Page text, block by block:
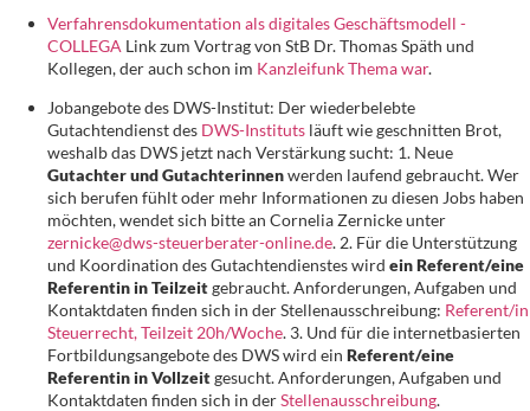
Verfahrensdokumentation als digitales Geschäftsmodell -
COLLEGA Link zum Vortrag von StB Dr. Thomas Späth und
Kollegen, der auch schon im Kanzleifunk Thema war.
Jobangebote des DWS-Institut: Der wiederbelebte
Gutachtendienst des DWS-Instituts läuft wie geschnitten Brot,
weshalb das DWS jetzt nach Verstärkung sucht: 1. Neue
Gutachter und Gutachterinnenwerden laufend gebraucht. Wer
sich berufen fühlt oder mehr Informationen zu diesen Jobs haben
möchten, wendet sich bitte an Cornelia Zernicke unter
zernicke@dws-steuerberater-online.de. 2. Für die Unterstützung
und Koordination des Gutachtendienstes wird ein Referent/eine
Referentin in Teilzeitgebraucht. Anforderungen, Aufgaben und
Kontaktdaten finden sich in der Stellenausschreibung: Referent/in
Steuerrecht, Teilzeit 20h/Woche. 3. Und für die internetbasierten
Fortbildungsangebote des DWS wird ein Referent/eine
Referentin in Vollzeitgesucht. Anforderungen, Aufgaben und
Kontaktdaten finden sich in derStellenausschreibung.